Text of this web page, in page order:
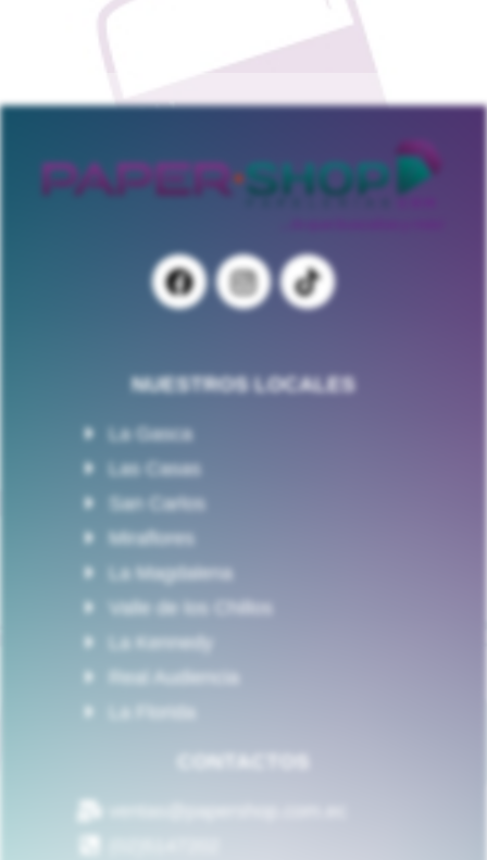
NUESTROS LOCALES
La Gasca
Las Casas
San Carlos
Miraflores
La Magdalena
Valle de los Chillos
La Kennedy
Real Audiencia
La Florida
CONTACTOS